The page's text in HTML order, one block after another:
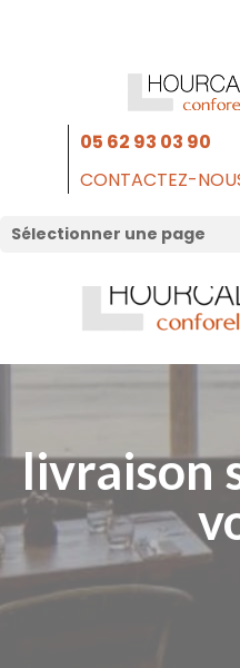
05 62 93 03 90
CONTACTEZ-
Sélectionner une page
livraison